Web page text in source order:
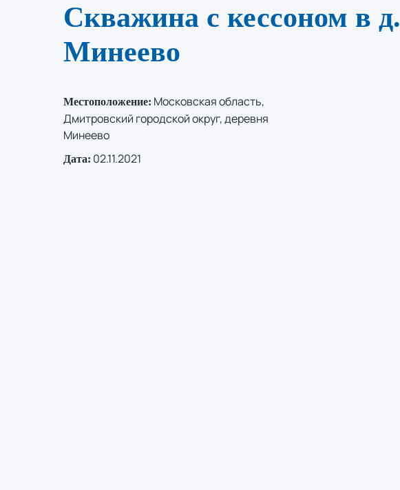
Скважина с кессоном в д.
Минеево
Местоположение: Московская область,
Дмитровский городской округ, деревня
Минеево
Дата: 02.11.2021